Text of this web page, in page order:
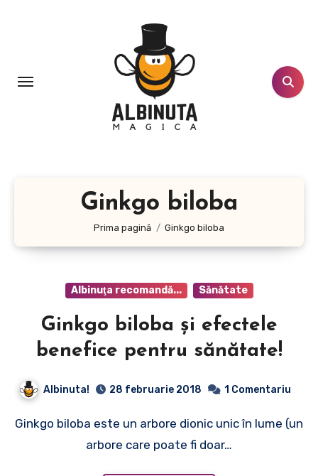
Ginkgo biloba
Prima pagină Ginkgo biloba
Albinuţa recomandă... Sănătate
Ginkgo biloba şi efectele
benefice pentru sănătate!
Albinuta! 28 februarie 2018 1 Comentariu
Ginkgo biloba este un arbore dionic unic în lume (un
arbore care poate fi doar…